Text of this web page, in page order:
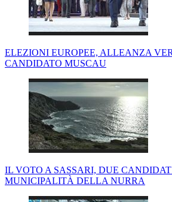
ELEZIONI EUROPEE, ALLEANZA
CANDIDATO MUSCAU
IL VOTO A SASSARI, DUE
MUNICIPALITÀ DELLA NURRA